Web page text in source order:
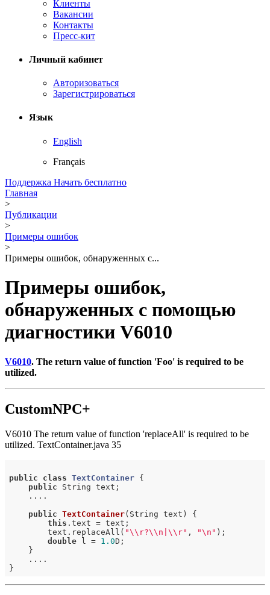
Клиенты
Вакансии
Контакты
Пресс-кит
Личный кабинет
Авторизоваться
Зарегистрироваться
Язык
English
Français
Поддержка Начать бесплатно
Главная
>
Публикации
>
Примеры ошибок
>
Примеры ошибок, обнаруженных с...
Примеры ошибок,
обнаруженных с помощью
диагностики V6010
V6010. The return value of function 'Foo' is required to be
utilized.
CustomNPC+
V6010 The return value of function 'replaceAll' is required to be
utilized. TextContainer.java 35
public class TextContainer {
public String text;
    ....
public TextContainer(String text)
{
this .text = text;
        text.replaceAll(
"\\r?\\n|\\r" , "\n" );
double l = 1.0D;
    }
    ....